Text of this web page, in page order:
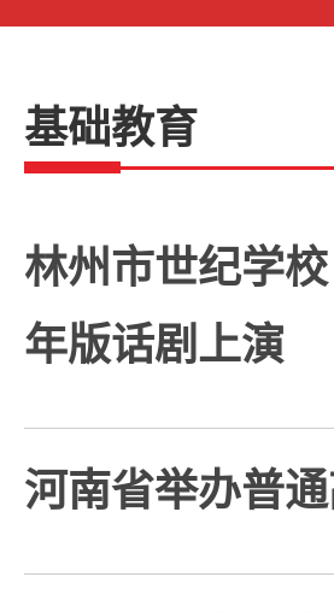
基础教育
林州市世纪学
年版话剧上演
河南省举办普